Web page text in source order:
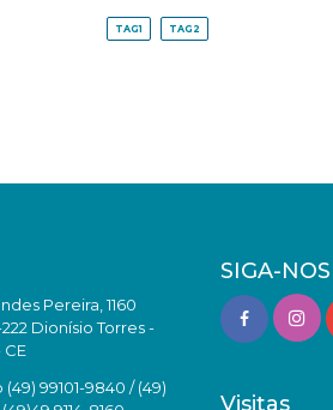
TAG1 TAG2
Pereira, 1160
222 Dionísio Torres -
99101-9840 / (49)
SIGA-NOS
Visitas